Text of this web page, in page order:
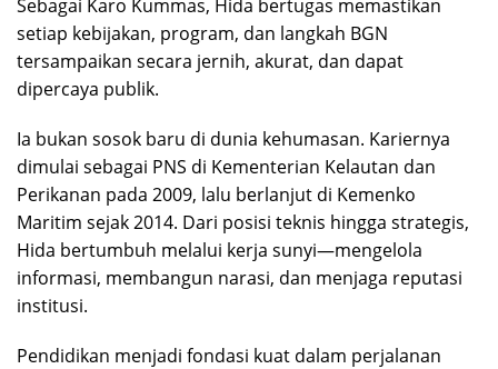
Sebagai Karo Kummas, Hida bertugas memastikan
setiap kebijakan, program, dan langkah BGN
tersampaikan secara jernih, akurat, dan dapat
dipercaya publik.
Ia bukan sosok baru di dunia kehumasan. Kariernya
dimulai sebagai PNS di Kementerian Kelautan dan
Perikanan pada 2009, lalu berlanjut di Kemenko
Maritim sejak 2014. Dari posisi teknis hingga strategis,
Hida bertumbuh melalui kerja sunyi—mengelola
informasi, membangun narasi, dan menjaga reputasi
institusi.
Pendidikan menjadi fondasi kuat dalam perjalanan